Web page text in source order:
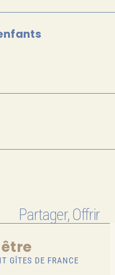
Partager, Offrir
GÎTES DE FRANCE